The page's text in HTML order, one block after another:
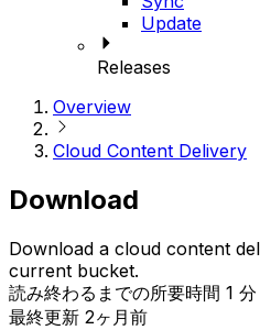
Update
Releases
Overview
Cloud Content Delivery
Download
Download a cloud content
current bucket.
読み終わるまでの所要時間 1 分
最終更新 2ヶ月前